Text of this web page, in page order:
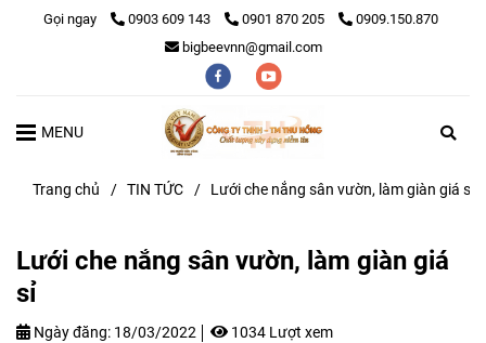
Gọi ngay 0903 609 143 0901 870 205
0909.150.870
bigbeevnn@gmail.com
MENU
Trang chủ / TIN TỨC / Lưới che nắng sân vườn, làm giàn giá sỉ
Lưới che nắng sân vườn, làm giàn giá
sỉ
Ngày đăng: 18/03/2022
1034 Lượt xem